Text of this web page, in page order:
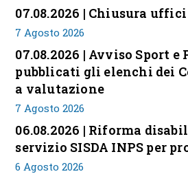
07.08.2026 | Chiusura
7 Agosto 2026
07.08.2026 | Avviso Sport e
pubblicati gli elenchi dei
a valutazione
7 Agosto 2026
06.08.2026 | Riforma
servizio SISDA INPS per
6 Agosto 2026